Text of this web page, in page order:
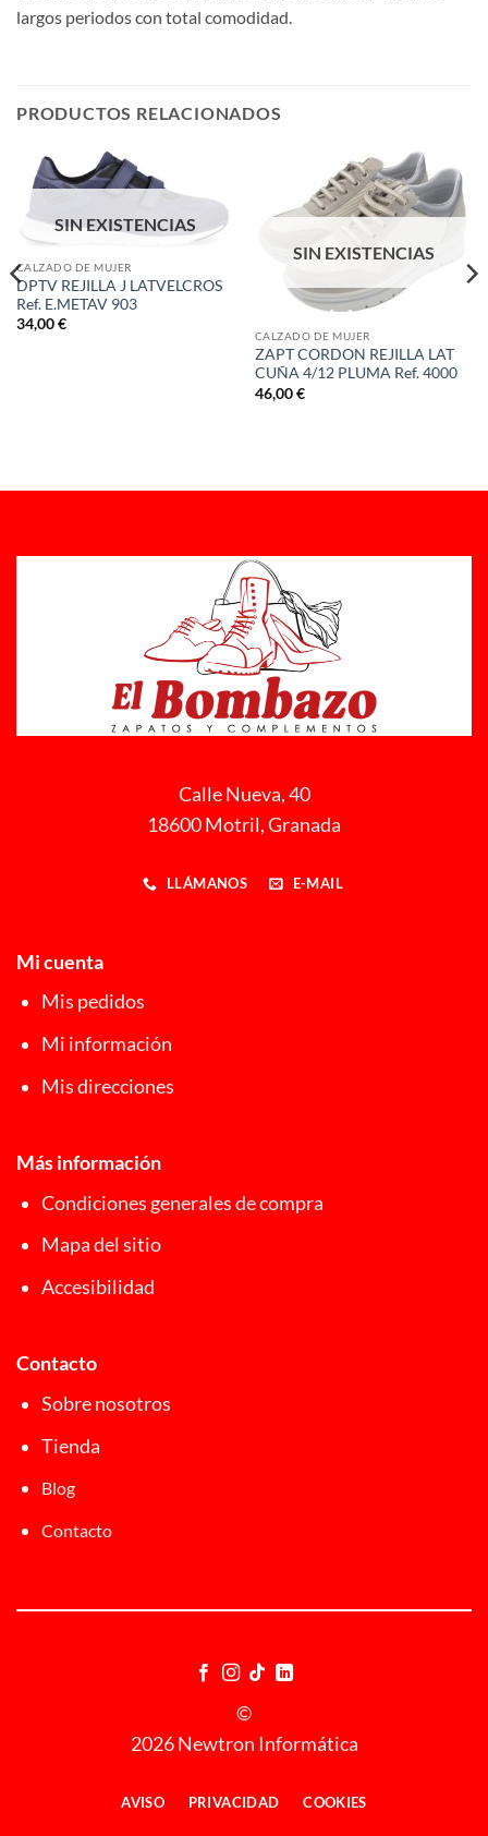
largos periodos con total comodidad.
PRODUCTOS RELACIONADOS
SIN EXISTENCIAS
CALZADO DE MUJER
DPTV REJILLA J LATVELCROS
Ref. E.METAV 903
34,00€
SIN EXISTENCIAS
CALZADO DE MUJER
ZAPT CORDON REJILLA LAT
CUÑA 4/12 PLUMA Ref. 4000
46,00€
Calle Nueva, 40
18600 Motril, Granada
LLÁMANOS E-MAIL
Mi cuenta
Mis pedidos
Mi información
Mis direcciones
Más información
Condiciones generales de compra
Mapa del sitio
Accesibilidad
Contacto
Sobre nosotros
Tienda
Blog
Contacto
©
2026 Newtron Informática
AVISO PRIVACIDAD COOKIES